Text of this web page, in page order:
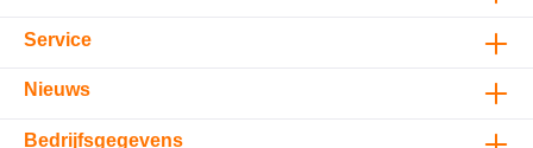
Service
Nieuws
Bedrijfsgegevens